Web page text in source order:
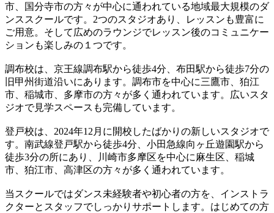
市、国分寺市の方々が中心に通われている地域最大規模のダ
ンススクールです。2つのスタジオあり、レッスンも豊富に
ご用意。そして広めのラウンジでレッスン後のコミュニケー
ションも楽しみの１つです。
調布校は、京王線調布駅から徒歩4分、布田駅から徒歩7分の
旧甲州街道沿いにあります。調布市を中心に三鷹市、狛江
市、稲城市、多摩市の方々が多く通われています。広いスタ
ジオで見学スペースも完備しています。
登戸校は、2024年12月に開校したばかりの新しいスタジオで
す。南武線登戸駅から徒歩4分、小田急線向ヶ丘遊園駅から
徒歩3分の所にあり、川崎市多摩区を中心に麻生区、稲城
市、狛江市、高津区の方々が多く通われています。
当スクールではダンス未経験者や初心者の方を、インストラ
クターとスタッフでしっかりサポートします。はじめての方